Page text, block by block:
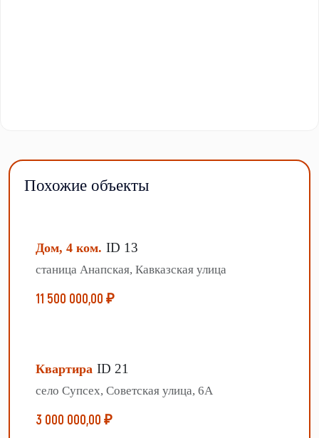
Похожие объекты
Дом, 4 ком. ID 13
станица Анапская, Кавказская улица
11 500 000,00 ₽
Квартира ID 21
село Супсех, Советская улица, 6А
3 000 000,00 ₽